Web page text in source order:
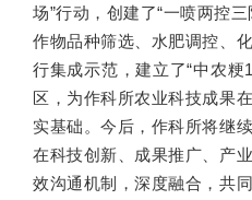
场”行动，创建了“一喷两控
作物品种筛选、水肥调控、
行集成示范，建立了“中农粳
区，为作科所农业科技成果
实基础。今后，作科所将继
在科技创新、成果推广、产
效沟通机制，深度融合，共